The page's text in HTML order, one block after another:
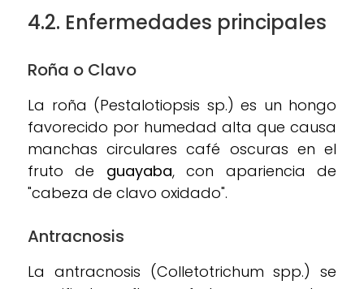
4.2. Enfermedades principales
Roña o Clavo
La roña (Pestalotiopsis sp.) es un hongo
favorecido por humedad alta que causa
manchas circulares café oscuras en el
fruto de guayaba, con apariencia de
"cabeza de clavo oxidado".
Antracnosis
La antracnosis (Colletotrichum spp.) se